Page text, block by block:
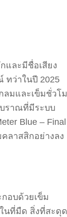
และมีชื่อเสียง
ทว่าในปี 2025
ลมและเข็มชั่วโ
ราณที่มีระบบ
Blue – Final
ลาสสิกอย่างลง
อบด้วยเข็ม
นที่มืด สิ่งที่สะดุด